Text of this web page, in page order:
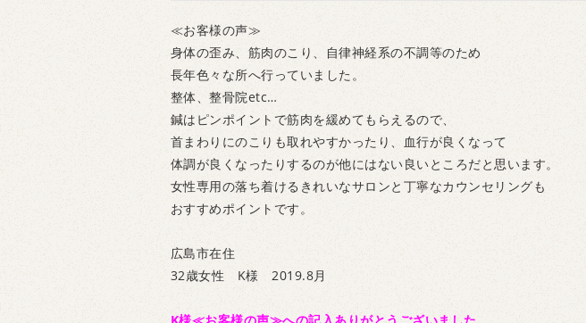
≪お客様の声≫
身体の歪み、筋肉のこり、自律神経系の不調等のため
長年色々な所へ行っていました。
整体、整骨院etc…
鍼はピンポイントで筋肉を緩めてもらえるので、
首まわりにのこりも取れやすかったり、血行が良くなって
体調が良くなったりするのが他にはない良いところだと思います。
女性専用の落ち着けるきれいなサロンと丁寧なカウンセリングも
おすすめポイントです。
広島市在住
32歳女性 K様 2019.8月